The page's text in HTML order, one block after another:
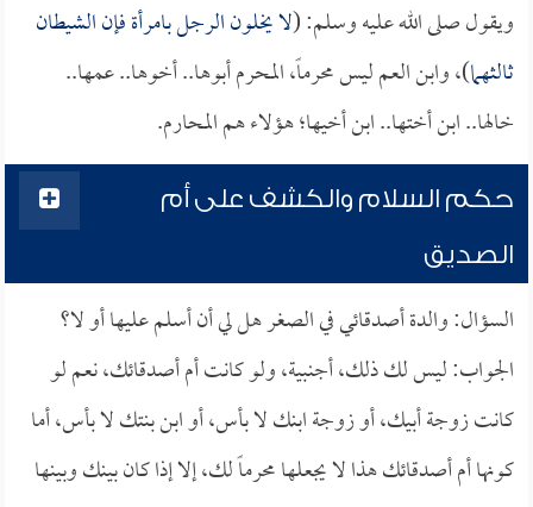
ويقول صلى الله عليه وسلم: (لا يخلون الرجل بامرأة فإن الشيطان
ثالثهما)، وابن العم ليس محرماً، المحرم أبوها.. أخوها.. عمها..
خالها.. ابن أختها.. ابن أخيها؛ هؤلاء هم المحارم.
حكم السلام والكشف على أم
الصديق
السؤال: والدة أصدقائي في الصغر هل لي أن أسلم عليها أو لا؟
الجواب: ليس لك ذلك، أجنبية، ولو كانت أم أصدقائك، نعم لو
كانت زوجة أبيك، أو زوجة ابنك لا بأس، أو ابن بنتك لا بأس، أما
كونها أم أصدقائك هذا لا يجعلها محرماً لك، إلا إذا كان بينك وبينها